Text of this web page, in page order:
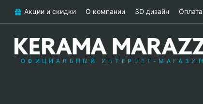
Акции и скидки О компании 3D дизайн Оплата
ОФИЦИАЛЬНЫЙ ИНТЕРНЕТ-МАГАЗИН